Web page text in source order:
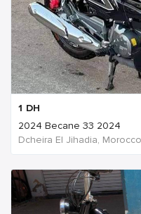
1 DH
2024 Becane 33 2024
Dcheira El Jihadia, Morocco